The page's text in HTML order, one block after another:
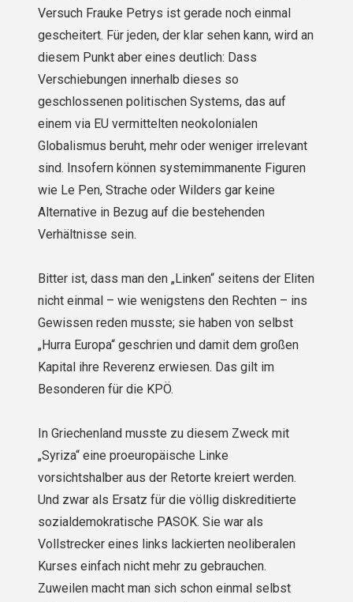
Versuch Frauke Petrys ist gerade noch einmal
gescheitert. Für jeden, der klar sehen kann, wird an
diesem Punkt aber eines deutlich: Dass
Verschiebungen innerhalb dieses so
geschlossenen politischen Systems, das auf
einem via EU vermittelten neokolonialen
Globalismus beruht, mehr oder weniger irrelevant
sind. Insofern können systemimmanente Figuren
wie Le Pen, Strache oder Wilders gar keine
Alternative in Bezug auf die bestehenden
Verhältnisse sein.
Bitter ist, dass man den „Linken“ seitens der Eliten
nicht einmal – wie wenigstens den Rechten – ins
Gewissen reden musste; sie haben von selbst
„Hurra Europa“ geschrien und damit dem großen
Kapital ihre Reverenz erwiesen. Das gilt im
Besonderen für die KPÖ.
In Griechenland musste zu diesem Zweck mit
„Syriza“ eine proeuropäische Linke
vorsichtshalber aus der Retorte kreiert werden.
Und zwar als Ersatz für die völlig diskreditierte
sozialdemokratische PASOK. Sie war als
Vollstrecker eines links lackierten neoliberalen
Kurses einfach nicht mehr zu gebrauchen.
Zuweilen macht man sich schon einmal selbst